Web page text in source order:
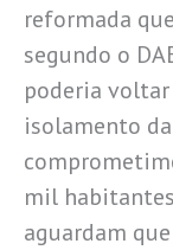
reformada
segundo o
poderia voltar
isolamento
mil
aguardam